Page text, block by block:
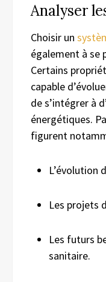
Analyser
Choisir un
également à se
Certains
capable
de s’intégrer à
énergétiques.
figurent
L’évolution
Les projets
Les futurs
sanitaire.